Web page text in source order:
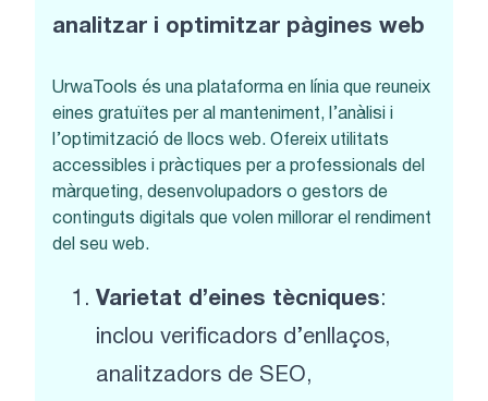
analitzar i optimitzar pàgines we b
UrwaTools és una plataforma en línia que reuneix
eines gratuïtes per al manteniment, l’anàlisi i
l’optimització de llocs web. Ofereix utilitats
accessibles i pràctiques per a professionals del
màrqueting, desenvolupadors o gestors de
continguts digitals que volen millorar el rendiment
del seu web.
Varietat d’eines tècniques:
inclou verificadors d’enllaços,
analitzadors de SEO,